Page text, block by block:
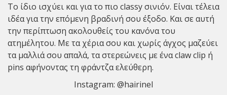
To ίδιο ισχύει και για το πιο classy σινιόν. Είναι τέλεια
ιδέα για την επόμενη βραδινή σου έξοδο. Και σε αυτή
την περίπτωση ακολουθείς του κανόνα του
ατημέλητου. Με τα χέρια σου και χωρίς άγχος μαζεύει
τα μαλλιά σου απαλά, τα στερεώνεις με ένα claw clip ή
pins αφήνοντας τη φράντζα ελεύθερη.
Instagram: @hairinel